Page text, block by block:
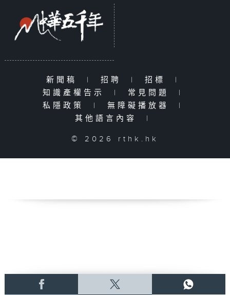
新聞稿 | 招聘 | 招標
|
知識產權告示
| 常見問題
|
私隱政策
| 無障礙播放器
|
其他語言內容
|
© 2026 rthk.hk